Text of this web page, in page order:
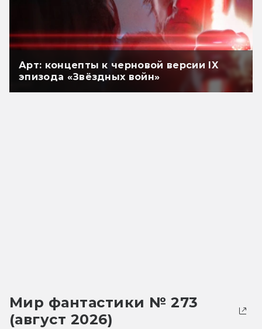
Арт: концепты к черновой версии IX
эпизода «Звёздных войн»
Мир фантастики № 273
(август 2026)